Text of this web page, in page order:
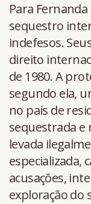
Para
sequestro
indefesos.
direito
de 1980. A
segundo ela,
no país de
sequestrada e
levada
especializada,
acusações,
exploração do